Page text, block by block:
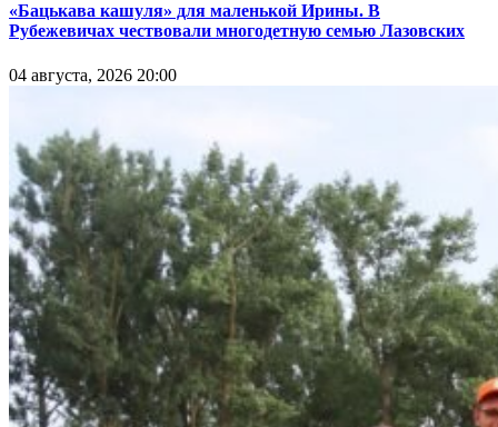
«Бацькава кашуля» для маленькой Ирины. В
Рубежевичах чествовали многодетную семью Лазовских
04 августа, 2026 20:00